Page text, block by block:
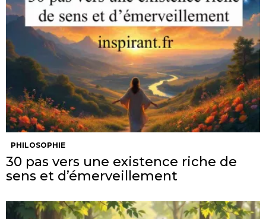
PHILOSOPHIE
30 pas vers une existence riche de
sens et d’émerveillement